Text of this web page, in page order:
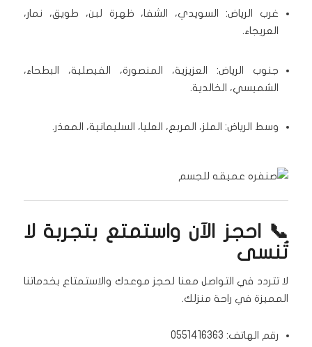
غرب الرياض: السويدي، الشفا، ظهرة لبن، طويق، نمار،
العريجاء.
جنوب الرياض: العزيزية، المنصورة، الفيصلية، البطحاء،
الشميسي، الخالدية.
وسط الرياض: الملز، المربع، العليا، السليمانية، المعذر.
📞 احجز الآن واستمتع بتجربة لا
تُنسى
لا تتردد في التواصل معنا لحجز موعدك والاستمتاع بخدماتنا
المميزة في راحة منزلك.
رقم الهاتف: 0551416363